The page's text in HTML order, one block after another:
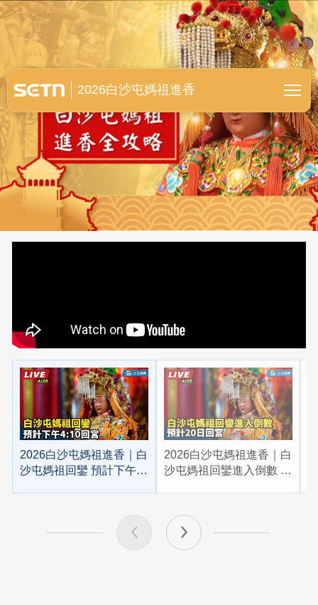
白沙屯媽祖進香全紀錄
2026白沙屯媽祖進香
2026白沙屯媽祖進香｜白
沙屯媽祖回鑾 預計下午
2026白沙屯媽祖進香｜白
沙屯媽祖回鑾進入倒數 預